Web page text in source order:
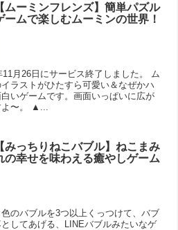
【ムーミンフレンズ】簡単パズル
ームで楽しむムーミンの世界！
月26日にサービス終了しました。 ム
ラストがひたすら可愛い＆なぜかハ
いゲームです。画面いっぱいに広が
〜。 ▲...
【みっちりねこバブル】ねこまみ
の幸せを味わえる癒やしゲーム
のバブルを3つ以上くっつけて、バブ
してあげる、LINEバブルみたいなゲ